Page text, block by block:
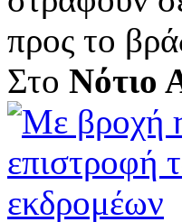
προς το
Στο Νότιο